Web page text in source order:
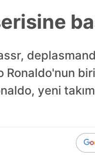
Ronaldo'nun
yeni